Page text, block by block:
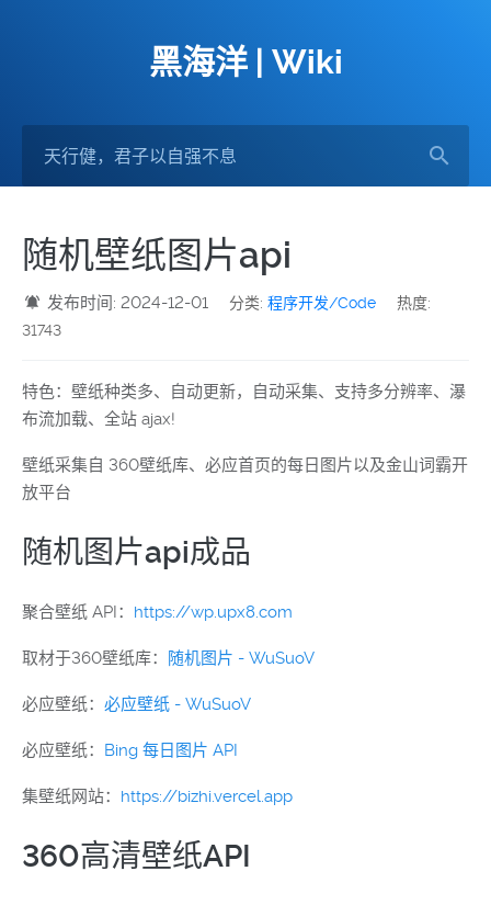
黑海洋 | Wiki
随机壁纸图片api
发布时间: 2024-12-01 分类:程序开发/Code
热度:
31743
特色：壁纸种类多、自动更新，自动采集、支持多分辨率、瀑
布流加载、全站 ajax!
壁纸采集自 360壁纸库、必应首页的每日图片以及金山词霸开
放平台
随机图片api成品
聚合壁纸 API： https://wp.upx8.com
取材于360壁纸库： 随机图片 - WuSuoV
必应壁纸： 必应壁纸 - WuSuoV
必应壁纸： Bing 每日图片 API
集壁纸网站： https://bizhi.vercel.app
360高清壁纸API